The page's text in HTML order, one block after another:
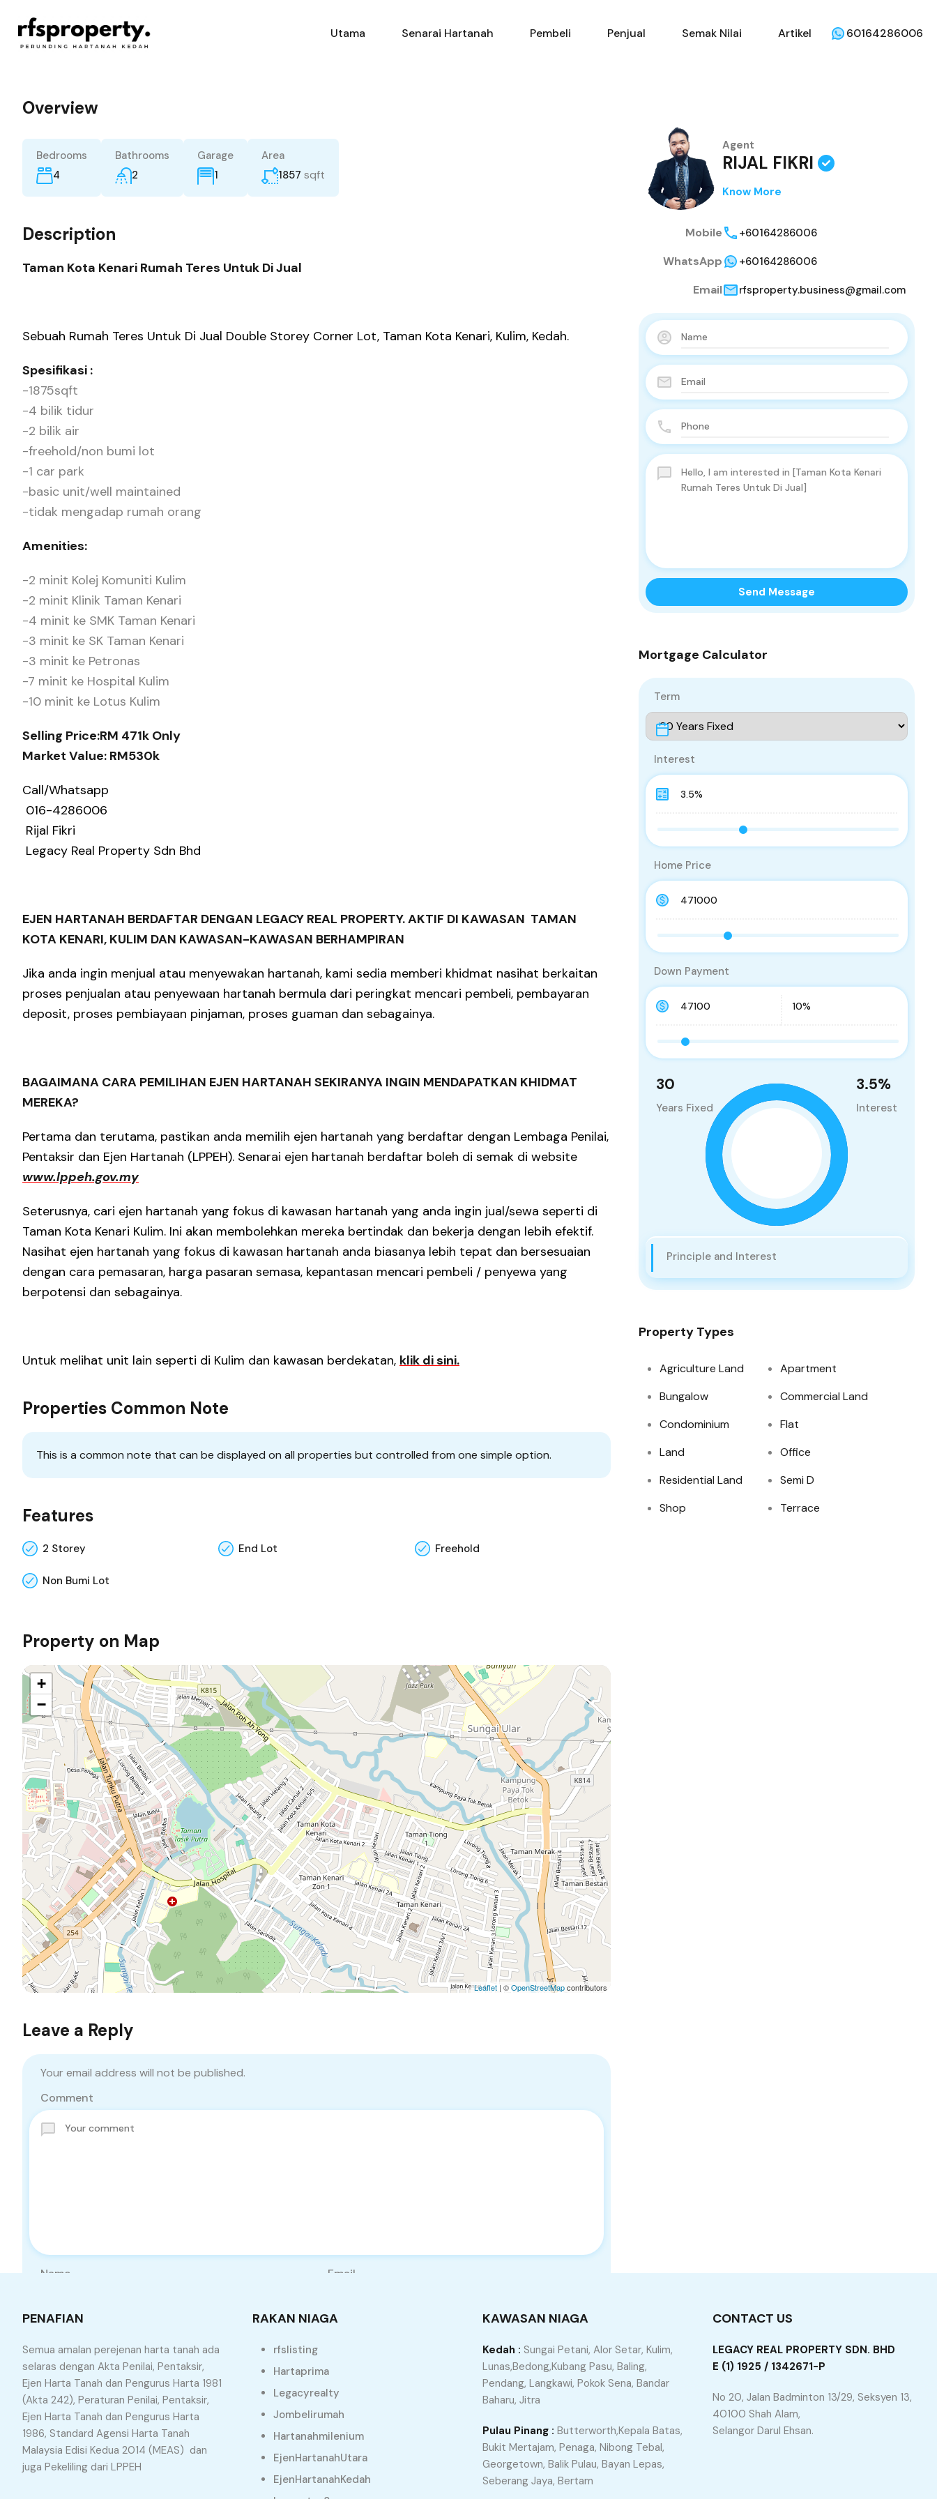
Utama Senarai Hartanah Pembeli Penjual Semak Nilai Artikel 60164286006
Overview
Bedrooms
4
Bathrooms
2
Garage
1
Area
1857 sqft
Description
Taman Kota Kenari Rumah Teres Untuk Di Jual
Sebuah Rumah Teres Untuk Di Jual Double Storey Corner Lot, Taman Kota Kenari, Kulim, Kedah.
Spesifikasi :
-1875sqft
-4 bilik tidur
-2 bilik air
-freehold/non bumi lot
-1 car park
-basic unit/well maintained
-tidak mengadap rumah orang
Amenities:
-2 minit Kolej Komuniti Kulim
-2 minit Klinik Taman Kenari
-4 minit ke SMK Taman Kenari
-3 minit ke SK Taman Kenari
-3 minit ke Petronas
-7 minit ke Hospital Kulim
-10 minit ke Lotus Kulim
Selling Price:RM 471k Only
Market Value: RM530k
Call/Whatsapp
016-4286006
Rijal Fikri
Legacy Real Property Sdn Bhd
EJEN HARTANAH BERDAFTAR DENGAN LEGACY REAL PROPERTY. AKTIF DI KAWASAN TAMAN
KOTA KENARI, KULIM DAN KAWASAN-KAWASAN BERHAMPIRAN
Jika anda ingin menjual atau menyewakan hartanah, kami sedia memberi khidmat nasihat berkaitan
proses penjualan atau penyewaan hartanah bermula dari peringkat mencari pembeli, pembayaran
deposit, proses pembiayaan pinjaman, proses guaman dan sebagainya.
BAGAIMANA CARA PEMILIHAN EJEN HARTANAH SEKIRANYA INGIN MENDAPATKAN KHIDMAT
MEREKA?
Pertama dan terutama, pastikan anda memilih ejen hartanah yang berdaftar dengan Lembaga Penilai,
Pentaksir dan Ejen Hartanah (LPPEH). Senarai ejen hartanah berdaftar boleh di semak di website
www.lppeh.gov.my
Seterusnya, cari ejen hartanah yang fokus di kawasan hartanah yang anda ingin jual/sewa seperti di
Taman Kota Kenari Kulim. Ini akan membolehkan mereka bertindak dan bekerja dengan lebih efektif.
Nasihat ejen hartanah yang fokus di kawasan hartanah anda biasanya lebih tepat dan bersesuaian
dengan cara pemasaran, harga pasaran semasa, kepantasan mencari pembeli / penyewa yang
berpotensi dan sebagainya.
Untuk melihat unit lain seperti di Kulim dan kawasan berdekatan, klik di sini.
Properties Common Note
This is a common note that can be displayed on all properties but controlled from one simple option.
Features
2 Storey End Lot Freehold
Non Bumi Lot
Property on Map
+
−
Leaflet | ©OpenStreetMapcontributors
Leave a Reply
Your email address will not be published.
Comment
Name Email
Agent
RIJAL FIKRI
Know More
Mobile +60164286006
WhatsApp +60164286006
Email rfsproperty.business@gmail.com
Send Message
Mortgage Calculator
30
Years Fixed
3.5%
Interest
Principle and Interest
Term
Interest
Home Price
Down Payment
Property Types
Agriculture Land
Apartment
Bungalow
Commercial Land
Condominium
Flat
Land
Office
Residential Land
Semi D
Shop
Terrace
Similar Properties
PENAFIAN
Semua amalan perejenan harta tanah ada
selaras dengan Akta Penilai, Pentaksir,
Ejen Harta Tanah dan Pengurus Harta 1981
(Akta 242), Peraturan Penilai, Pentaksir,
Ejen Harta Tanah dan Pengurus Harta
1986, Standard Agensi Harta Tanah
Malaysia Edisi Kedua 2014 (MEAS) dan
juga Pekeliling dari LPPEH
RAKAN NIAGA
rfslisting
Hartaprima
Legacyrealty
Jombelirumah
Hartanahmilenium
EjenHartanahUtara
EjenHartanahKedah
KAWASAN NIAGA
Kedah : Sungai Petani, Alor Setar, Kulim,
Lunas,Bedong,Kubang Pasu, Baling,
Pendang, Langkawi, Pokok Sena, Bandar
Baharu, Jitra
Pulau Pinang : Butterworth,Kepala Batas,
Bukit Mertajam, Penaga, Nibong Tebal,
Georgetown, Balik Pulau, Bayan Lepas,
Seberang Jaya, Bertam
CONTACT US
LEGACY REAL PROPERTY SDN. BHD
E (1) 1925 / 1342671-P
No 20, Jalan Badminton 13/29, Seksyen 13,
40100 Shah Alam,
Selangor Darul Ehsan.